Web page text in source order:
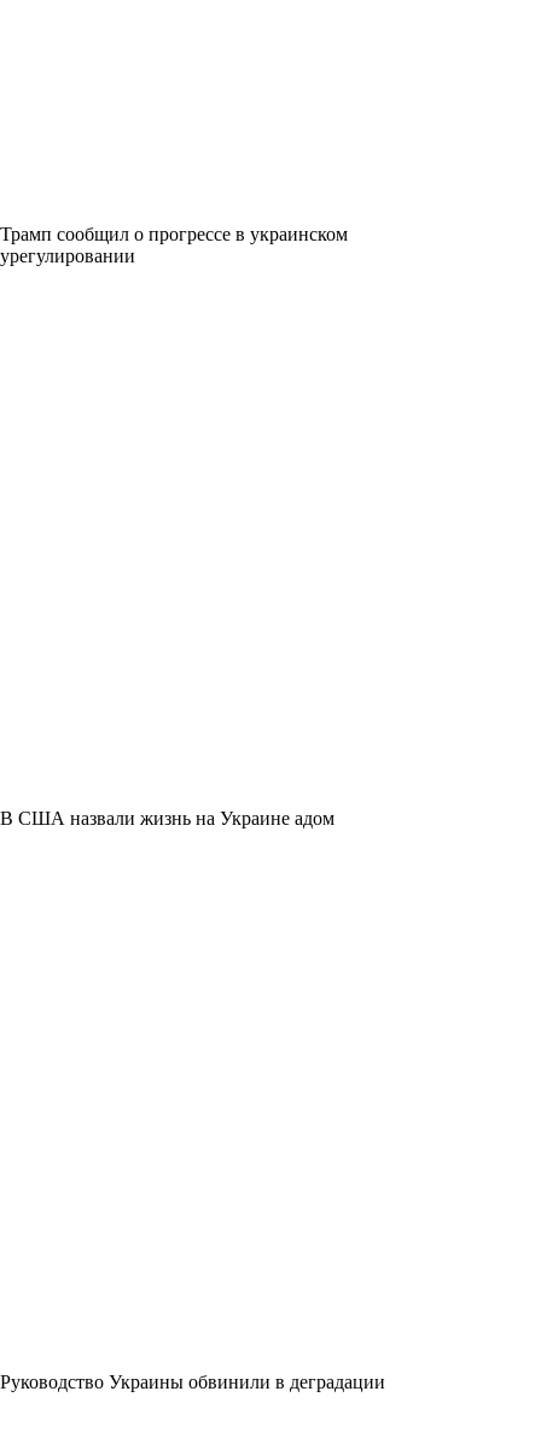
Трамп сообщил о прогрессе в украинском
урегулировании
В США назвали жизнь на Украине адом
Руководство Украины обвинили в деградации